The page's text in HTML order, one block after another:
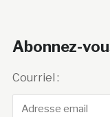
Abonnez-
Courriel :